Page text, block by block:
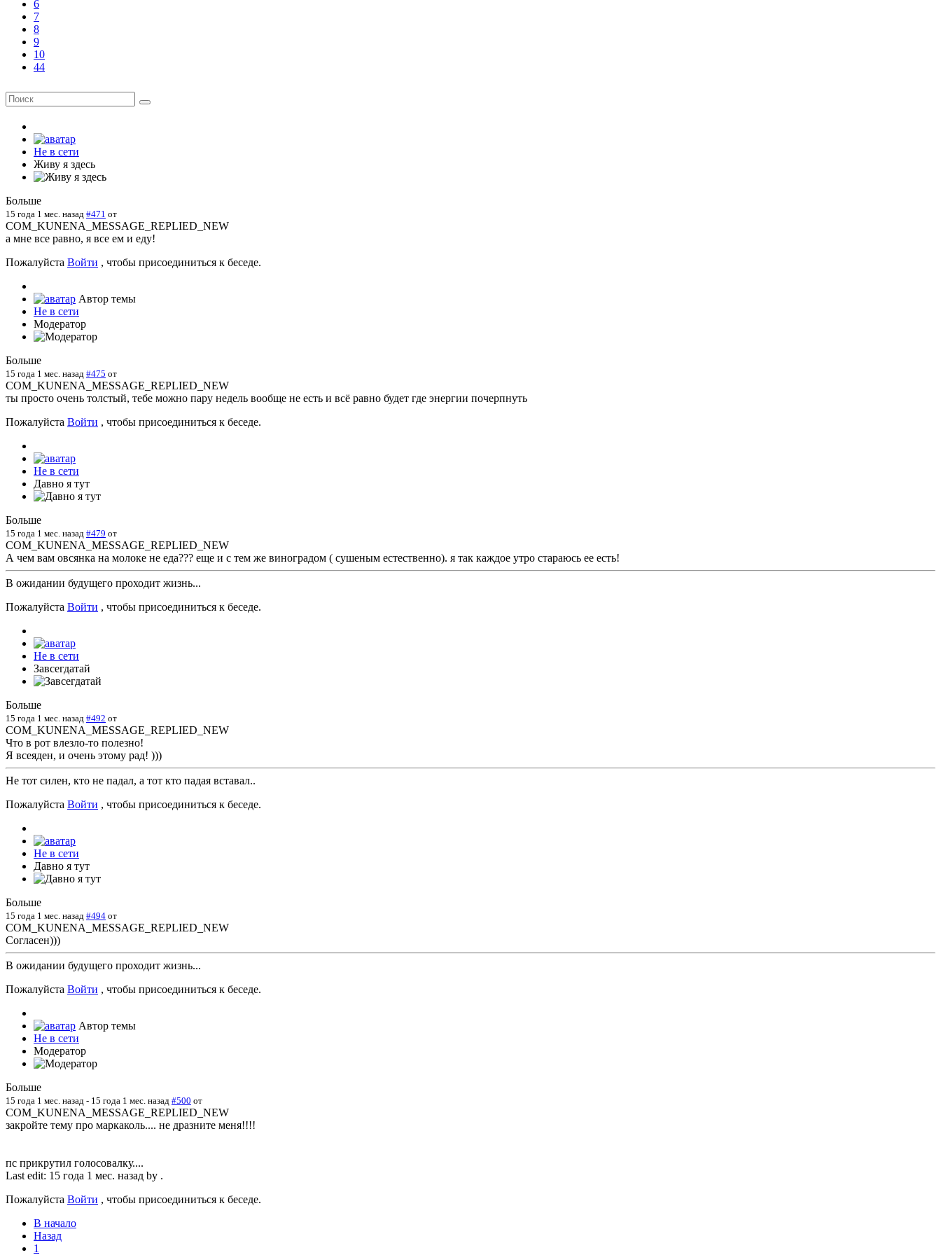
6
7
8
9
10
44
Не в сети
Живу я здесь
Больше
15 года 1 мес. назад #471 от
COM_KUNENA_MESSAGE_REPLIED_NEW
а мне все равно, я все ем и еду!
Пожалуйста Войти , чтобы присоединиться к беседе.
Автор темы
Не в сети
Модератор
Больше
15 года 1 мес. назад #475 от
COM_KUNENA_MESSAGE_REPLIED_NEW
ты просто очень толстый, тебе можно пару недель вообще не есть и всё равно будет где энергии почерпнуть
Пожалуйста Войти , чтобы присоединиться к беседе.
Не в сети
Давно я тут
Больше
15 года 1 мес. назад #479 от
COM_KUNENA_MESSAGE_REPLIED_NEW
А чем вам овсянка на молоке не еда??? еще и с тем же виноградом ( сушеным естественно). я так каждое утро стараюсь ее есть!
В ожидании будущего проходит жизнь...
Пожалуйста Войти , чтобы присоединиться к беседе.
Не в сети
Завсегдатай
Больше
15 года 1 мес. назад #492 от
COM_KUNENA_MESSAGE_REPLIED_NEW
Что в рот влезло-то полезно!
Я всеяден, и очень этому рад! )))
Не тот силен, кто не падал, а тот кто падая вставал..
Пожалуйста Войти , чтобы присоединиться к беседе.
Не в сети
Давно я тут
Больше
15 года 1 мес. назад #494 от
COM_KUNENA_MESSAGE_REPLIED_NEW
Согласен)))
В ожидании будущего проходит жизнь...
Пожалуйста Войти , чтобы присоединиться к беседе.
Автор темы
Не в сети
Модератор
Больше
15 года 1 мес. назад - 15 года 1 мес. назад #500 от
COM_KUNENA_MESSAGE_REPLIED_NEW
закройте тему про маркаколь.... не дразните меня!!!!
пс прикрутил голосовалку....
Last edit: 15 года 1 мес. назад by .
Пожалуйста Войти , чтобы присоединиться к беседе.
В начало
Назад
1